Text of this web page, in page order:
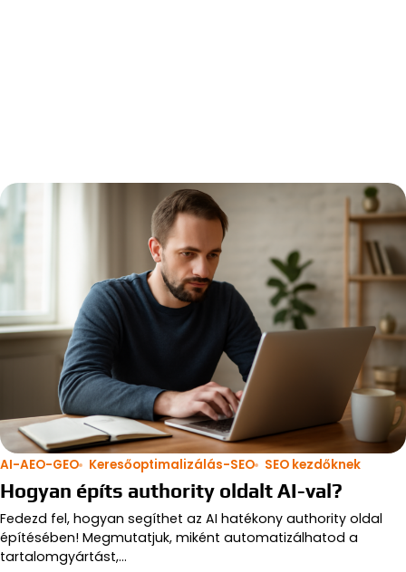
AI-AEO-GEO Keresőoptimalizálás-SEO SEO kezdőknek
Hogyan építs authority oldalt AI-val?
Fedezd fel, hogyan segíthet az AI hatékony authority oldal
építésében! Megmutatjuk, miként automatizálhatod a
tartalomgyártást,…